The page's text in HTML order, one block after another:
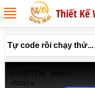
Thiết Kế
Tự code rồi chạy thử...
<html>